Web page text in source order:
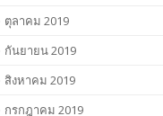
ตุลาคม 2019
กันยายน 2019
สิงหาคม 2019
กรกฎาคม 2019